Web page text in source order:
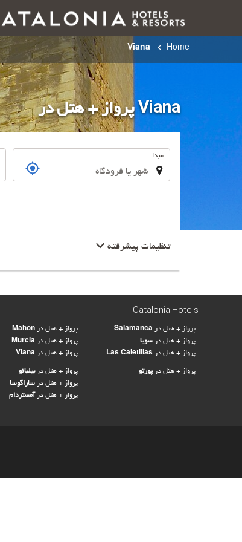
Home
Viana پرواز + هتل در
سفرمبدا
تنظیمات پیشرفته
Catalonia Hotels
پرواز + هتل در
پرواز + هتل در
پرواز + هتل در
پرواز + هتل در
پرواز + هتل در سویا
پرواز + هتل در
پرواز + هتل در بیلبائو
پرواز + هتل در ساراگوسا
پرواز + هتل در آمستردام
پرواز + هتل در پورتو